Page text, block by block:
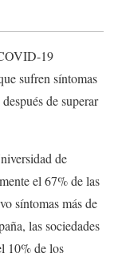
19
sufren síntomas
de superar
de
el 67% de las
síntomas más de
las sociedades
10% de los